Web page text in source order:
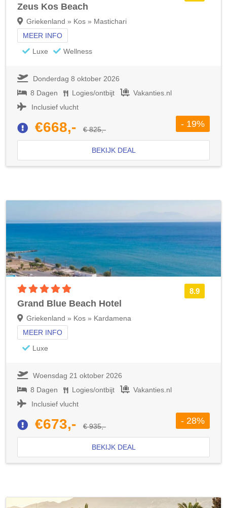
Zeus Kos Beach
Griekenland » Kos » Mastichari
MEER INFO
Luxe
Wellness
Donderdag 8 oktober 2026
8 Dagen
Logies/ontbijt
Vakanties.nl
Inclusief vlucht
€668,- € 825,-
- 19%
BEKIJK DEAL
8.9
Grand Blue Beach Hotel
Griekenland » Kos » Kardamena
MEER INFO
Luxe
Woensdag 21 oktober 2026
8 Dagen
Logies/ontbijt
Vakanties.nl
Inclusief vlucht
€673,- € 935,-
- 28%
BEKIJK DEAL